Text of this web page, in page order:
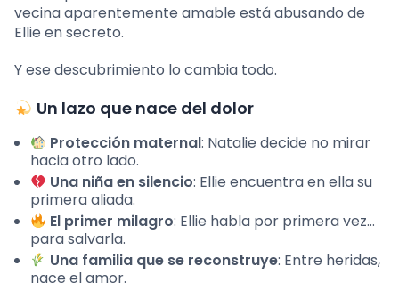
vecina aparentemente amable está abusando de
Ellie en secreto.
Y ese descubrimiento lo cambia todo.
Un lazo que nace del dolor
Protección maternal: Natalie decide no mirar
hacia otro lado.
Una niña en silencio: Ellie encuentra en ella su
primera aliada.
El primer milagro: Ellie habla por primera vez…
para salvarla.
Una familia que se reconstruye: Entre heridas,
nace el amor.